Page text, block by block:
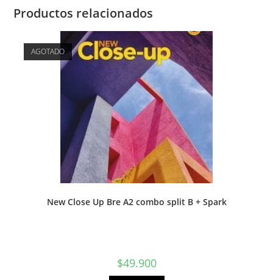
Productos relacionados
AGOTADO
New Close Up Bre A2 combo split B + Spark
$49.900